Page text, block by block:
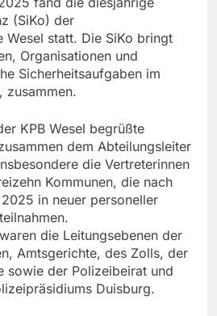
(SiKo) der
Wesel statt. Die SiKo bringt
Organisationen und
Sicherheitsaufgaben im
zusammen.
KPB Wesel begrüßte
dem Abteilungsleiter
die Vertreterinnen
Kommunen, die nach
in neuer personeller
die Leitungsebenen der
Amtsgerichte, des Zolls, der
sowie der Polizeibeirat und
Duisburg.